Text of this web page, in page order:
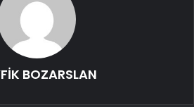
BOZARSLAN